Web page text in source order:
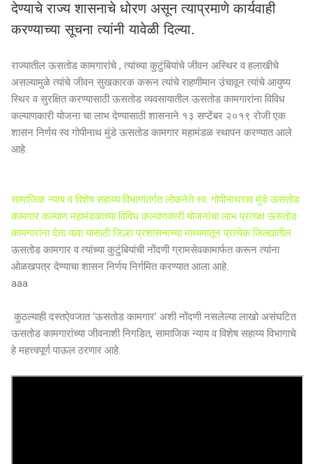
देण्याचे राज्य शासनाचे धोरण असून त्याप्रमाणे कार्यवाही
करण्याच्या सूचना त्यांनी यावेळी दिल्या.
राज्यातील ऊसतोड कामगारांचे , त्यांच्या कुटुंबियांचे जीवन अस्थिर व हलाखीचे
असल्यामुळे त्यांचे जीवन सुखकारक करून त्यांचे राहणीमान उंचावून त्यांचे आयुष्य
स्थिर व सुरक्षित करण्यासाठी ऊसतोड व्यवसायातील ऊसतोड कामगारांना विविध
कल्याणकारी योजना चा लाभ देण्यासाठी शासनाने १३ सप्टेंबर २०१९ रोजी एक
शासन निर्णय स्व गोपीनाथ मुंडे ऊसतोड कामगार महामंडळ स्थापन करण्यात आले
आहे.
सामाजिक न्याय व विशेष सहाय्य विभागांतर्गत लोकनेते स्व. गोपीनाथराव मुंडे ऊसतोड
कामगार कल्याण महामंडळाच्या विविध कल्याणकारी योजनांचा लाभ प्रत्यक्ष ऊसतोड
कामगारांना देता यावा यासाठी जिल्हा प्रशासनाच्या माध्यमातून प्रत्येक जिल्ह्यातील
ऊसतोड कामगार व त्यांच्या कुटुंबियांची नोंदणी ग्रामसेवकामार्फत करून त्यांना
ओळखपत्र देण्याचा शासन निर्णय निर्गमित करण्यात आला आहे.
aaa
कुठल्याही दस्तऐवजात ‘ऊसतोड कामगार’ अशी नोंदणी नसलेल्या लाखो असंघटित
ऊसतोड कामगारांच्या जीवनाशी निगडित, सामाजिक न्याय व विशेष सहाय्य विभागाचे
हे महत्त्वपूर्ण पाऊल ठरणार आहे.